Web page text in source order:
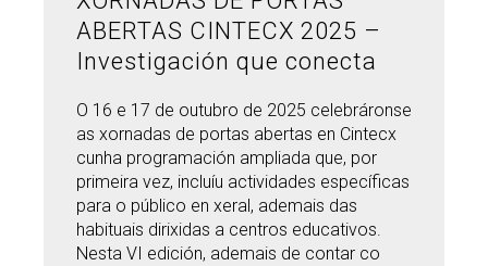
EN Search
Buscar
por:
BUSCARTwitterInstagramYoutubeLinkedin
ABERTAS CINTECX 2025 –
Investigación que conecta
O 16 e 17 de outubro de 2025 celebráronse
as xornadas de portas abertas en Cintecx
cunha programación ampliada que, por
primeira vez, incluíu actividades específicas
para o público en xeral, ademais das
habituais dirixidas a centros educativos.
Nesta VI edición, ademais de contar co